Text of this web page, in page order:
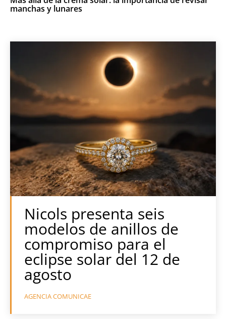
manchas y lunares
Nicols presenta seis
modelos de anillos de
compromiso para el
eclipse solar del 12 de
agosto
AGENCIA COMUNICAE